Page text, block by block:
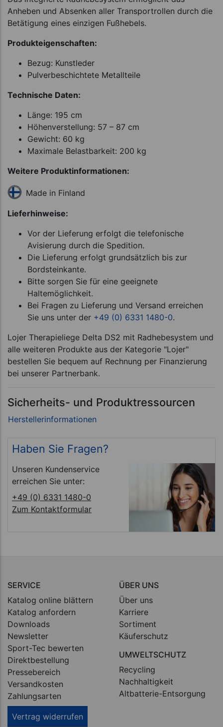
Anheben und Absenken aller Transportrollen durch die
Betätigung eines einzigen Fußhebels.
Produkteigenschaften:
Bezug: Kunstleder
Pulverbeschichtete Metallteile
Technische Daten:
Länge: 195 cm
Höhenverstellung: 57 – 87 cm
Gewicht: 60 kg
Maximale Belastbarkeit: 200 kg
Weitere Produktinformationen:
Made in Finland
Lieferhinweise:
Vor der Lieferung erfolgt die telefonische
Avisierung durch die Spedition.
Die Lieferung erfolgt grundsätzlich bis zur
Bordsteinkante.
Bitte sorgen Sie für eine geeignete
Haltemöglichkeit.
Bei Fragen zu Lieferung und Versand erreichen
Sie uns unter der +49 (0) 6331 1480-0.
Lojer Therapieliege Delta DS2 mit Radhebesystem und
alle weiteren Produkte aus der Kategorie "Lojer"
bestellen Sie bequem auf Rechnung per Finanzierung
bei unserer Partnerbank.
Sicherheits- und Produktressourcen
Haben Sie Fragen?
Unseren Kundenservice
erreichen Sie unter:
+49 (0) 6331 1480-0
Zum Kontaktformular
SERVICE
Katalog online blättern
Katalog anfordern
Downloads
Newsletter
Sport-Tec bewerten
Direktbestellung
Pressebereich
Versandkosten
Zahlungsarten
Vertrag widerrufen
ÜBER UNS
Über uns
Karriere
Sortiment
Käuferschutz
UMWELTSCHUTZ
Recycling
Nachhaltigkeit
Altbatterie-Entsorgung